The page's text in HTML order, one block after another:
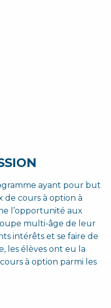
ayant pour but
de cours à option à
l’opportunité aux
multi-âge de leur
intérêts et se faire de
les élèves ont eu la
à option parmi les